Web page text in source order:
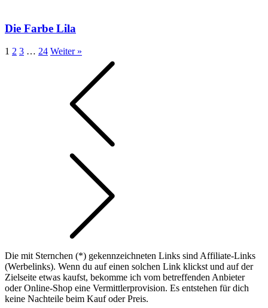
Die Farbe Lila
1 2 3 … 24 Weiter »
Die mit Sternchen (*) gekennzeichneten Links sind Affiliate-Links
(Werbelinks). Wenn du auf einen solchen Link klickst und auf der
Zielseite etwas kaufst, bekomme ich vom betreffenden Anbieter
oder Online-Shop eine Vermittlerprovision. Es entstehen für dich
keine Nachteile beim Kauf oder Preis.